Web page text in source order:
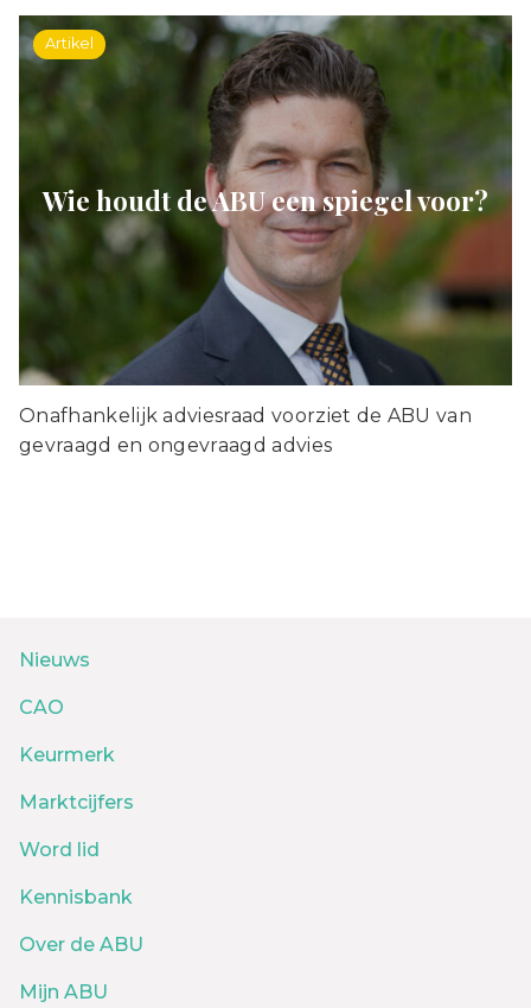
Artikel
Wie houdt de ABU een spiegel voor?
Onafhankelijk adviesraad voorziet de ABU van
gevraagd en ongevraagd advies
Nieuws
CAO
Keurmerk
Marktcijfers
Word lid
Kennisbank
Over de ABU
Mijn ABU